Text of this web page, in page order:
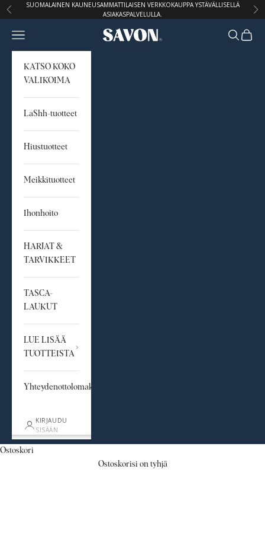
Siirry sisältöön
Edellinen
SUOMALAINEN KAUNEUSAMMATTILAISEN VERKKOKAUPPA YSTÄVÄLLISELLÄ
ASIAKASPALVELULLA.
STUDIO SAVON
Avaa navigointivalikko AvaaAvaa
KATSO KOKO
VALIKOIMA
LaShh-tuotteet
Hiustuotteet
Meikkituotteet
Ihonhoito
HARJAT &
TARVIKKEET
TASCA-
LAUKUT
LUE LISÄÄ
TUOTTEISTA
Yhteydenottolomake
KIRJAUDU
SISÄÄN
Ostoskori
Ostoskorisi on tyhjä
JOULUKAMPANJAT